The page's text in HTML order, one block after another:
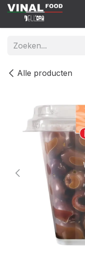
Overslaan naar inhoud
Alle producten